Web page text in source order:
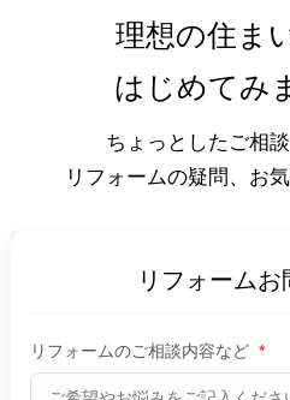
理想の住ま
はじめてみ
ちょっとしたご相
リフォームの疑問、お
リフォーム
リフォームのご相談内容など *